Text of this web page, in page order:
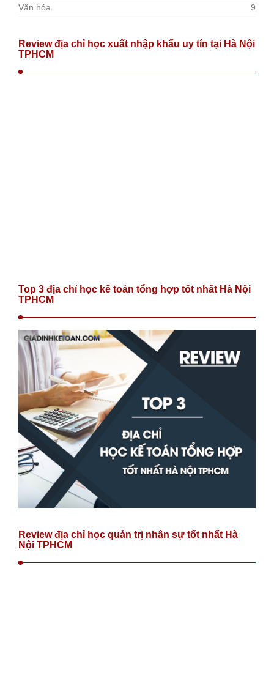
Văn hóa
9
Review địa chỉ học xuất nhập khẩu uy tín tại Hà Nội
TPHCM
Top 3 địa chỉ học kế toán tổng hợp tốt nhất Hà Nội
TPHCM
Review địa chỉ học quản trị nhân sự tốt nhất Hà
Nội TPHCM